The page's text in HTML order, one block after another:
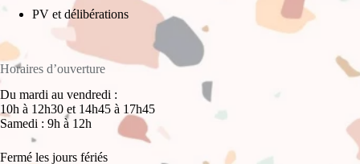
PV et délibérations
Horaires d’ouverture
Du mardi au vendredi :
10h à 12h30 et 14h45 à 17h45
Samedi : 9h à 12h
Fermé les jours fériés